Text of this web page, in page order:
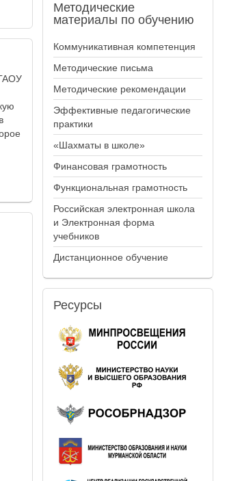
Методические
материалы по обучению
Коммуникативная компетенция
Методические письма
Методические рекомендации
Эффективные педагогические
практики
«Шахматы в школе»
Финансовая грамотность
Функциональная грамотность
Российская электронная школа
и Электронная форма
учебников
Дистанционное обучение
Ресурсы